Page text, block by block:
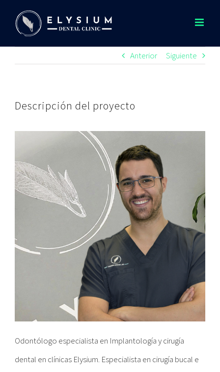
contenido
Anterior
Siguiente
Descripción del proyecto
Odontólogo especialista en Implantología y cirugía
dental en clínicas Elysium. Especialista en cirugía bucal e